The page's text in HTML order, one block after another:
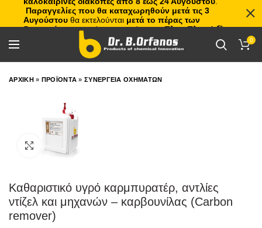
0
ΑΡΧΙΚΗ» ΠΡΟΪΟΝΤΑ »ΣΥΝΕΡΓΕΙΑ ΟΧΗΜΑΤΩΝ
Καθαριστικό υγρό καρμπυρατέρ, αντλίες
ντίζελ και μηχανών – καρβουνίλας (Carbon
remover)
Παραγγελίες που θα καταχωρηθούν μετά τις 3
Αυγούστου θα εκτελούνται μετά το πέρας των
διακοπών, με σειρά προτεραιότητας.Πλιτς Πλατς!🏖️🌊